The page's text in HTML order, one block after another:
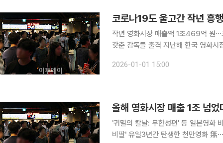
작년 영화시장 매출액 1조469억 원⋯
갖춘 감독들 출격 지난해 한국 영화시장 매출액이 코로나19 이후 최저치를 기록하면서 올해 한국영
을 예고하며 침체한 극장가에 새로운
2026-01-01 15:00
올해 영화시장 매출 1조 넘
'귀멸의 칼날: 무한성편' 등 일본영화
비딸' 유일3년간 탄생한 천만영화 無⋯관객 신뢰 회복 전